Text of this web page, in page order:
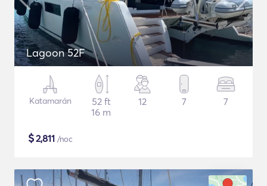
Lagoon 52F
Katamarán
52 ft
16 m
12 7 7
$2,811 /noc